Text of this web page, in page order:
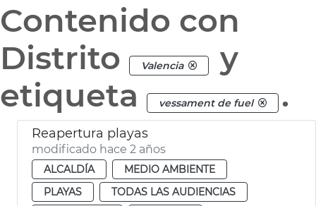
Contenido con
Distrito
Valencia
y
etiqueta
vessament de fuel .
Reapertura playas
modificado hace 2 años
ALCALDÍA
MEDIO AMBIENTE
PLAYAS
TODAS LAS AUDIENCIAS